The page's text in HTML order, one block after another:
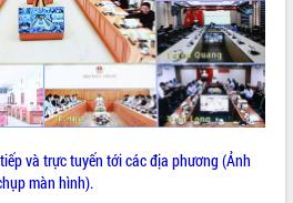
và trực tuyến tới các địa phương (Ảnh
màn hình).